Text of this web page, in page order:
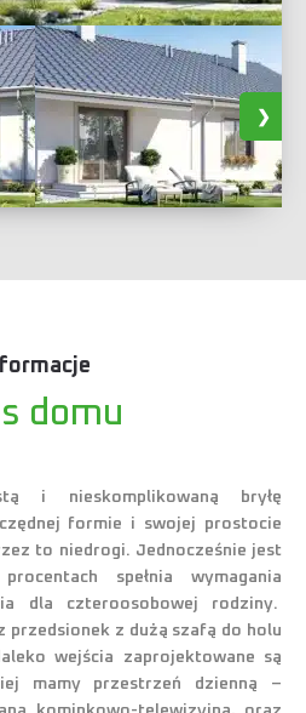
domu
i nieskomplikowaną bryłę
formie i swojej prostocie
to niedrogi. Jednocześnie jest
spełnia wymagania
dla czteroosobowej rodziny.
przedsionek z dużą szafą do holu
wejścia zaprojektowane są
mamy przestrzeń dzienną –